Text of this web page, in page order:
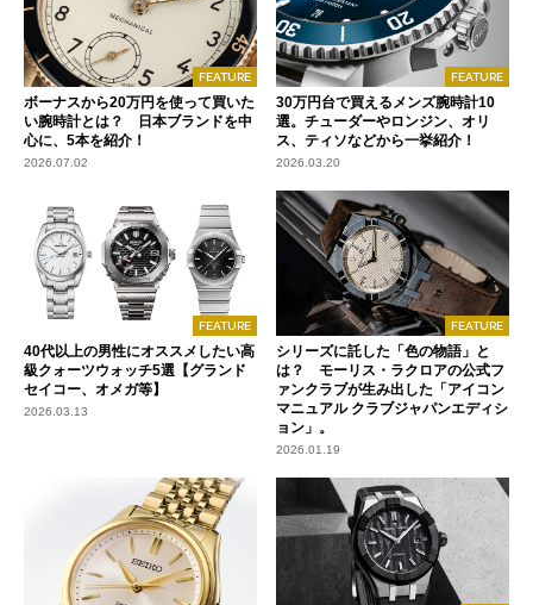
FEATURE
ボーナスから20万円を使って買いた
い腕時計とは？ 日本ブランドを中
心に、5本を紹介！
2026.07.02
FEATURE
30万円台で買えるメンズ腕時計10
選。チューダーやロンジン、オリ
ス、ティソなどから一挙紹介！
2026.03.20
FEATURE
40代以上の男性にオススメしたい高
級クォーツウォッチ5選【グランド
セイコー、オメガ等】
2026.03.13
FEATURE
シリーズに託した「色の物語」と
は？ モーリス・ラクロアの公式フ
ァンクラブが生み出した「アイコン
マニュアル クラブジャパンエディシ
ョン」。
2026.01.19